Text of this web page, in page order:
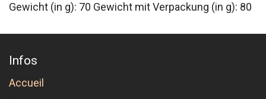
Gewicht (in g): 70 Gewicht mit Verpackung (in g): 80
Infos
Accueil